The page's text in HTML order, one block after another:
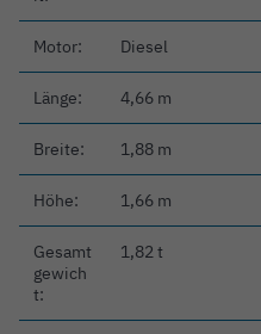
Motor: Diesel
Länge: 4,66 m
Breite: 1,88 m
Höhe: 1,66 m
Gesamt
gewich
t:
1,82 t